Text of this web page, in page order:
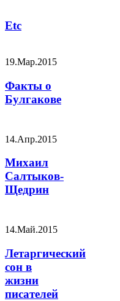
Etc
19.Мар.2015
Факты о
Булгакове
14.Апр.2015
Михаил
Салтыков-
Щедрин
14.Май.2015
Летаргический
сон в
жизни
писателей